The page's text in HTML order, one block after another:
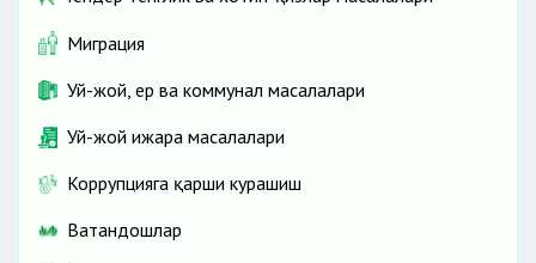
Миграция
Уй-жой, ер ва коммунал масалалари
Уй-жой ижара масалалари
Коррупцияга қарши курашиш
Ватандошлар